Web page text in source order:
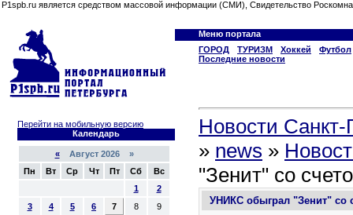
P1spb.ru является средством массовой информации (СМИ), Свидетельство
Меню портала
ГОРОД
ТУРИЗМ Хоккей
Футбол
Последние новости
Перейти на мобильную версию
Календарь
«Август 2026 »
Пн
Вт Ср Чт Пт Сб
Вс
1
2
3
4 5 6 7 8
9
Новости Санкт-
» news »
"Зенит" со
УНИКС обыграл "Зенит" со